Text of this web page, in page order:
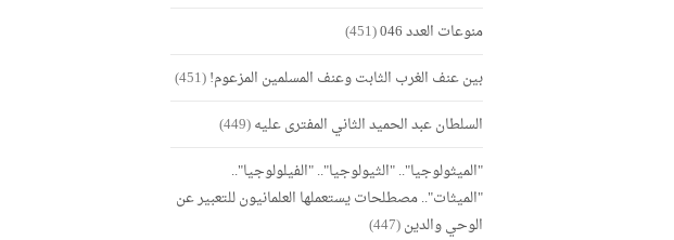
منوعات العدد 046
(451)
بين عنف الغرب الثابت وعنف المسلمين المزعوم!(451)
السلطان عبد الحميد الثاني المفترى عليه(449)
"الميثولوجيا".. "الثيولوجيا".. "الفيلولوجيا"..
"الميثات".. مصطلحات يستعملها العلمانيون للتعبير عن
الوحي والدين(447)